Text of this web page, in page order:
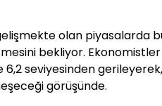
olan piyasalarda
bekliyor.
6,2 seviyesinden
görüşünde.